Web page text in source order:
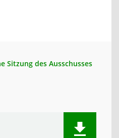
des Ausschusses